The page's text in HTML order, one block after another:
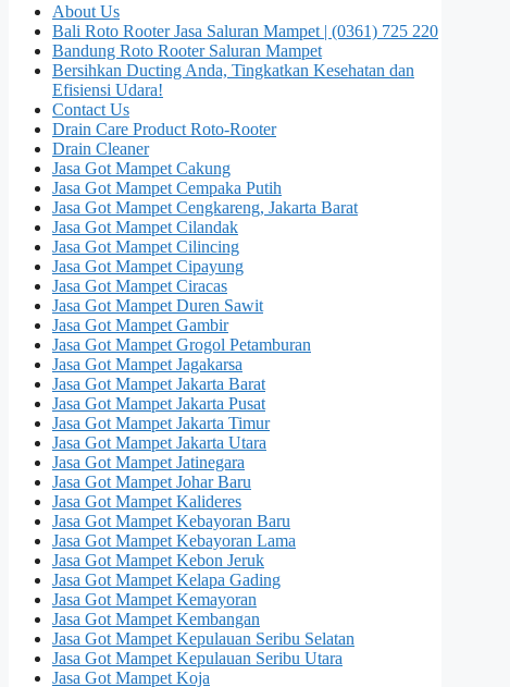
About Us
Bali Roto Rooter Jasa Saluran Mampet | (0361) 725 220
Bandung Roto Rooter Saluran Mampet
Bersihkan Ducting Anda, Tingkatkan Kesehatan dan
Efisiensi Udara!
Contact Us
Drain Care Product Roto-Rooter
Drain Cleaner
Jasa Got Mampet Cakung
Jasa Got Mampet Cempaka Putih
Jasa Got Mampet Cengkareng, Jakarta Barat
Jasa Got Mampet Cilandak
Jasa Got Mampet Cilincing
Jasa Got Mampet Cipayung
Jasa Got Mampet Ciracas
Jasa Got Mampet Duren Sawit
Jasa Got Mampet Gambir
Jasa Got Mampet Grogol Petamburan
Jasa Got Mampet Jagakarsa
Jasa Got Mampet Jakarta Barat
Jasa Got Mampet Jakarta Pusat
Jasa Got Mampet Jakarta Timur
Jasa Got Mampet Jakarta Utara
Jasa Got Mampet Jatinegara
Jasa Got Mampet Johar Baru
Jasa Got Mampet Kalideres
Jasa Got Mampet Kebayoran Baru
Jasa Got Mampet Kebayoran Lama
Jasa Got Mampet Kebon Jeruk
Jasa Got Mampet Kelapa Gading
Jasa Got Mampet Kemayoran
Jasa Got Mampet Kembangan
Jasa Got Mampet Kepulauan Seribu Selatan
Jasa Got Mampet Kepulauan Seribu Utara
Jasa Got Mampet Koja